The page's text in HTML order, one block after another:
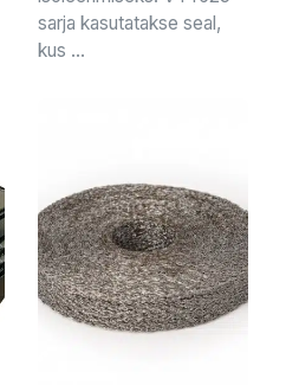
sarja kasutatakse seal,
kus ...